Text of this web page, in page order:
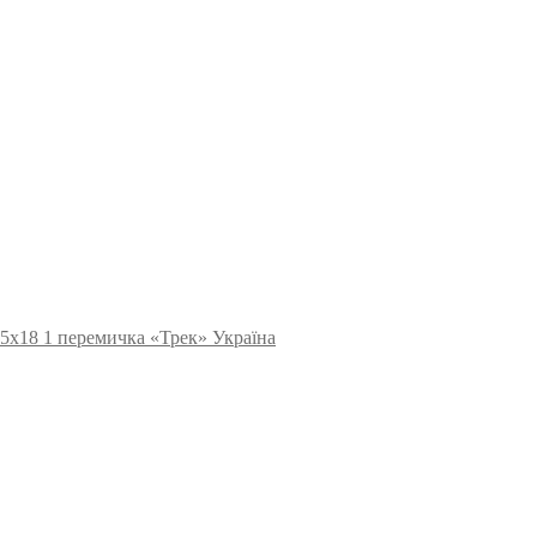
1 перемичка «Трек» Україна